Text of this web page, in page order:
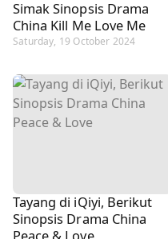
Simak Sinopsis Drama
China Kill Me Love Me
Saturday, 19 October 2024
Tayang di iQiyi, Berikut
Sinopsis Drama China